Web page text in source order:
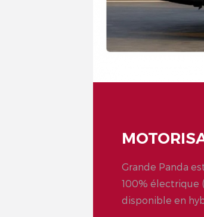
Grande Panda
100% électrique
disponible en